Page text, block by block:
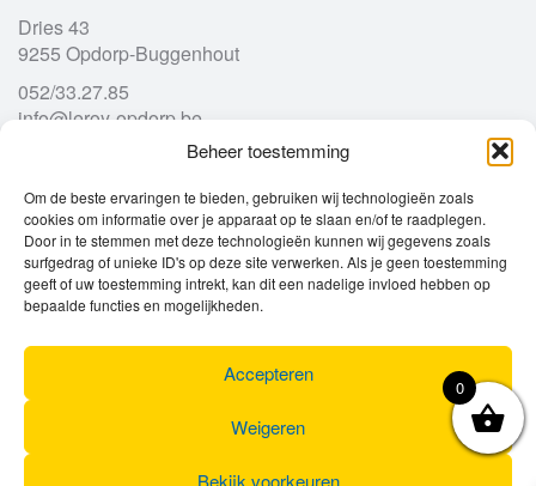
Beheer toestemming
Om de beste ervaringen te bieden, gebruiken wij technologieën zoals
cookies om informatie over je apparaat op te slaan en/of te raadplegen.
Door in te stemmen met deze technologieën kunnen wij gegevens zoals
surfgedrag of unieke ID's op deze site verwerken. Als je geen toestemming
geeft of uw toestemming intrekt, kan dit een nadelige invloed hebben op
bepaalde functies en mogelijkheden.
Accepteren
Weigeren
Bekijk voorkeuren
Dries 43
9255 Opdorp-Buggenhout
052/33.27.85
info@leroy-opdorp.be
Openingsuren
Ma
gesloten
Di
9u – 12u
13u – 18u00
Wo
9u – 12u
13u – 18u00
Do
9u – 12u
13u – 18u00
13u – 18u00
Za
0